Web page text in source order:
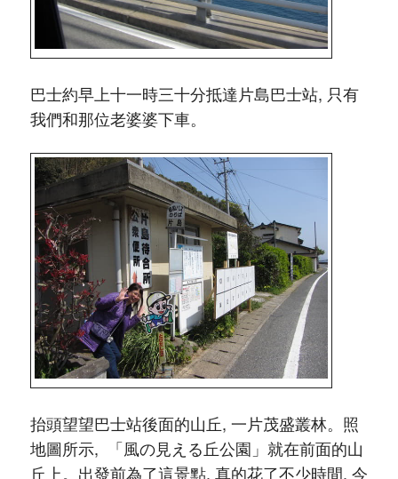
巴士約早上十一時三十分抵達片島巴士站, 只有
我們和那位老婆婆下車。
抬頭望望巴士站後面的山丘, 一片茂盛叢林。照
地圖所示, 「風の見える丘公園」就在前面的山
丘上。出發前為了這景點, 真的花了不少時間, 今